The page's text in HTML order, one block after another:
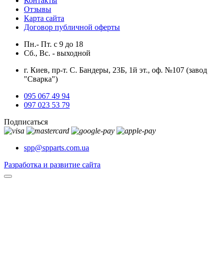
Отзывы
Карта сайта
Договор публичной оферты
Пн.- Пт. с 9 до 18
Сб., Вс. - выходной
г. Киев, пр-т. С. Бандеры, 23Б, 1й эт., оф. №107 (завод
"Сварка")
095 067 49 94
097 023 53 79
Подписаться
spp@spparts.com.ua
Разработка и развитие сайта